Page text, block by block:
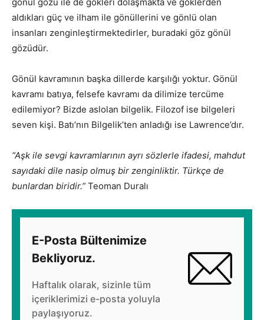
aldıkları güç ve ilham ile gönüllerini ve gönlü olan
insanları zenginleştirmektedirler, buradaki göz gönül
gözüdür.
Gönül kavramının başka dillerde karşılığı yoktur. Gönül
kavramı batıya, felsefe kavramı da dilimize tercüme
edilemiyor? Bizde aslolan bilgelik. Filozof ise bilgeleri
seven kişi. Batı’nın Bilgelik’ten anladığı ise Lawrence’dır.
“Aşk ile sevgi kavramlarının ayrı sözlerle ifadesi, mahdut
sayıdaki dile nasip olmuş bir zenginliktir. Türkçe de
bunlardan biridir.” Teoman Duralı
E-Posta Bültenimize
Bekliyoruz.
Haftalık olarak, sizinle tüm
içeriklerimizi e-posta yoluyla
paylaşıyoruz.